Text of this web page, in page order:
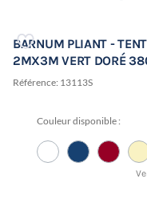
BARNUM PLIANT -
2MX3M VERT DORÉ
Référence: 13113S
Couleur disponible :